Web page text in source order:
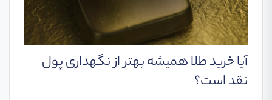
آیا خرید طلا همیشه بهتر از نگهداری پول
نقد است؟